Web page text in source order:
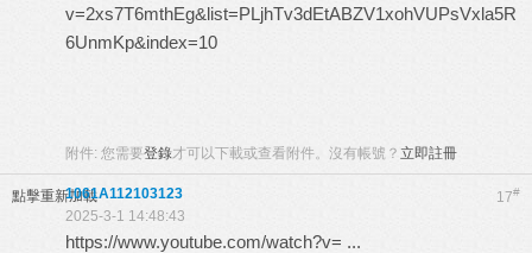
v=2xs7T6mthEg&list=PLjhTv3dEtABZV1xohVUPsVxla5R
6UnmKp&index=10
附件: 您需要登錄才可以下載或查看附件。沒有帳號？ 立即註冊
點擊重新加載 17#
1061A112103123
2025-3-1 14:48:43
https://www.youtube.com/watch?v= ...